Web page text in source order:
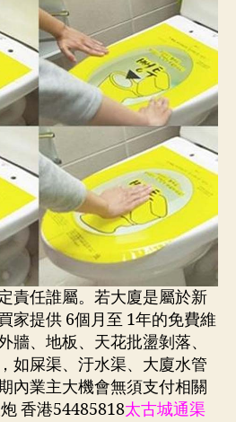
責任誰屬。若大廈是屬於新
家提供 6個月至 1年的免費維
牆、地板、天花批盪剝落、
如屎渠、汙水渠、大廈水管
內業主大機會無須支付相關
香港54485818太古城通渠